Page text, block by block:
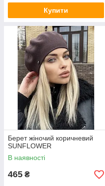
Купити
Берет жіночий коричневий
SUNFLOWER
В наявності
465 ₴